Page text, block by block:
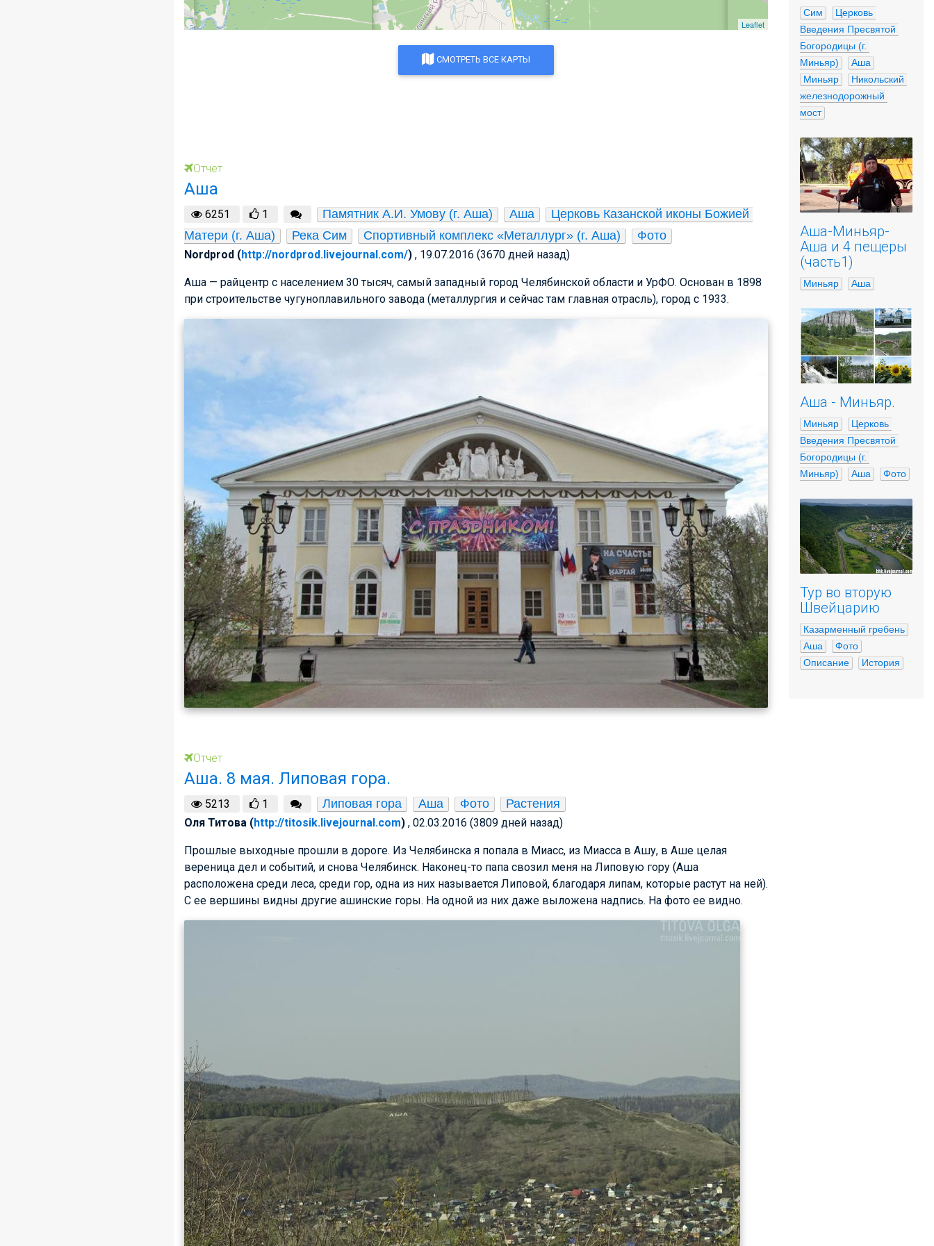
Leaflet
СМОТРЕТЬ ВСЕ КАРТЫ
Отчет
Аша
6251 1 Памятник А.И. Умову (г. Аша) Аша
Церковь Казанской иконы Божией
Матери (г. Аша)
Река Сим Спортивный комплекс «Металлург» (г. Аша) Фото
Nordprod (http://nordprod.livejournal.com/) , 19.07.2016 (3670 дней назад)
Аша — райцентр с населением 30 тысяч, самый западный город Челябинской области и УрФО. Основан в 1898
при строительстве чугуноплавильного завода (металлургия и сейчас там главная отрасль), город с 1933.
Отчет
Аша. 8 мая. Липовая гора.
5213 1 Липовая гора Аша Фото Растения
Оля Титова (http://titosik.livejournal.com) , 02.03.2016 (3809 дней назад)
Прошлые выходные прошли в дороге. Из Челябинска я попала в Миасс, из Миасса в Ашу, в Аше целая
вереница дел и событий, и снова Челябинск. Наконец-то папа свозил меня на Липовую гору (Аша
расположена среди леса, среди гор, одна из них называется Липовой, благодаря липам, которые растут на ней).
С ее вершины видны другие ашинские горы. На одной из них даже выложена надпись. На фото ее видно.
Сим
Церковь
Введения Пресвятой
Богородицы (г.
Миньяр)
Аша
Миньяр
Никольский
железнодорожный
мост
Аша-Миньяр-
Аша и 4 пещеры
(часть1)
Миньяр Аша
Аша - Миньяр.
Миньяр
Церковь
Введения Пресвятой
Богородицы (г.
Миньяр)
Аша Фото
Тур во вторую
Швейцарию
Казарменный гребень
Аша
Фото
Описание
История